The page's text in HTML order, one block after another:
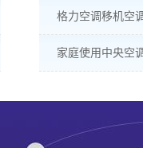
格力空调移机空
家庭使用中央空